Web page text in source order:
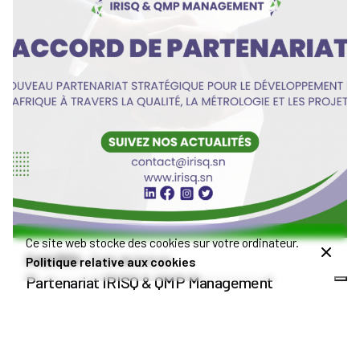
Admin IRISQ
2 mai 2024 3 min de lecture
Partenariat IRISQ & QMP Management
Ce site web stocke des cookies sur votre ordinateur.
Politique relative aux cookies